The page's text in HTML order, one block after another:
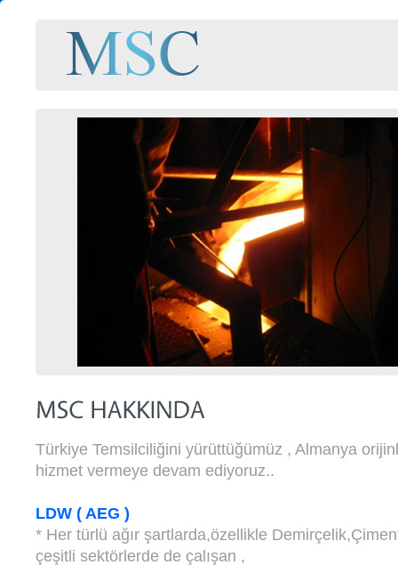
Türkiye Temsilciliğini yürüttüğümüz , Almanya
hizmet vermeye devam ediyoruz..
LDW ( AEG )
* Her türlü ağır şartlarda,özellikle
çeşitli sektörlerde de çalışan ,